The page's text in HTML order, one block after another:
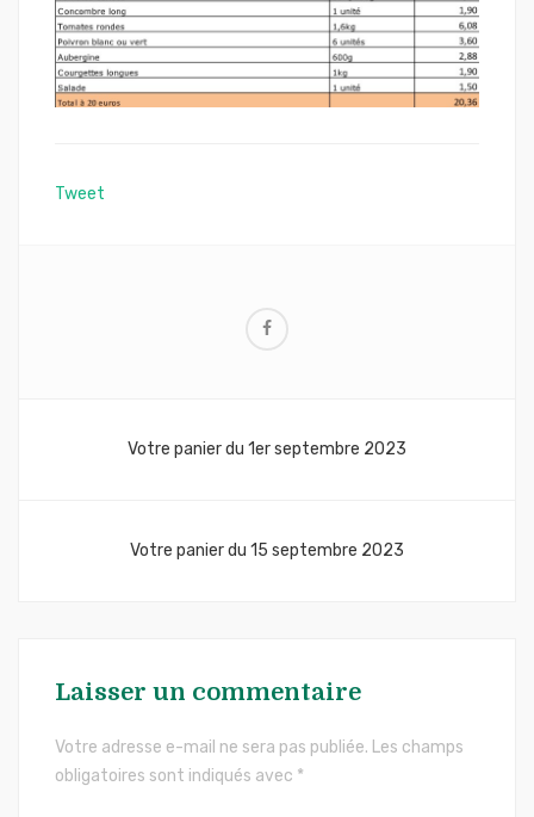
Tweet
Votre panier du 1er septembre 2023
Votre panier du 15 septembre 2023
Laisser un commentaire
Votre adresse e-mail ne sera pas publiée. Les champs
obligatoires sont indiqués avec *